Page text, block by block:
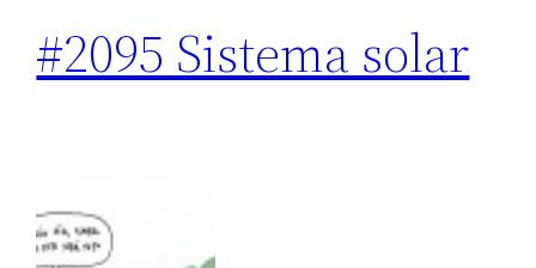
#2095 Sistema solar